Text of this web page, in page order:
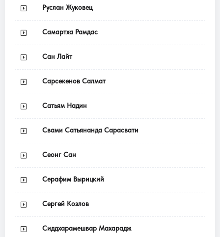
Руслан Жуковец
Самартха Рамдас
Сан Лайт
Сарсекенов Салмат
Сатьям Надин
Свами Сатьянанда Сарасвати
Сеонг Сан
Серафим Вырицкий
Сергей Козлов
Сиддхарамешвар Махарадж